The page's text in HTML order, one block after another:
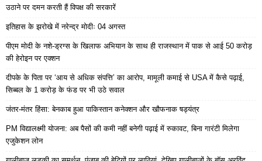
उठाने पर दमन करती हैं विपक्ष की सरकारें
इतिहास के झरोखे में नरेन्द्र मोदीः 04 अगस्त
पीएम मोदी के नशे-ड्रग्स के खिलाफ अभियान के साथ ही राजस्थान में पाक से आई 50 करोड़
की हेरोइन पर एक्शन
दीपके के पिता पर ‘आय से अधिक संपत्ति’ का आरोप, मामूली कमाई से USA में कैसे पढ़ाई,
सिब्बल के 1 करोड़ के फंड पर भी उठे सवाल
जंतर-मंतर हिंसा: बेनकाब हुआ पाकिस्तान कनेक्शन और खौफनाक षड्यंत्र
PM विद्यालक्ष्मी योजना: अब पैसों की कमी नहीं बनेगी पढ़ाई में रुकावट, बिना गारंटी मिलेगा
एजुकेशन लोन